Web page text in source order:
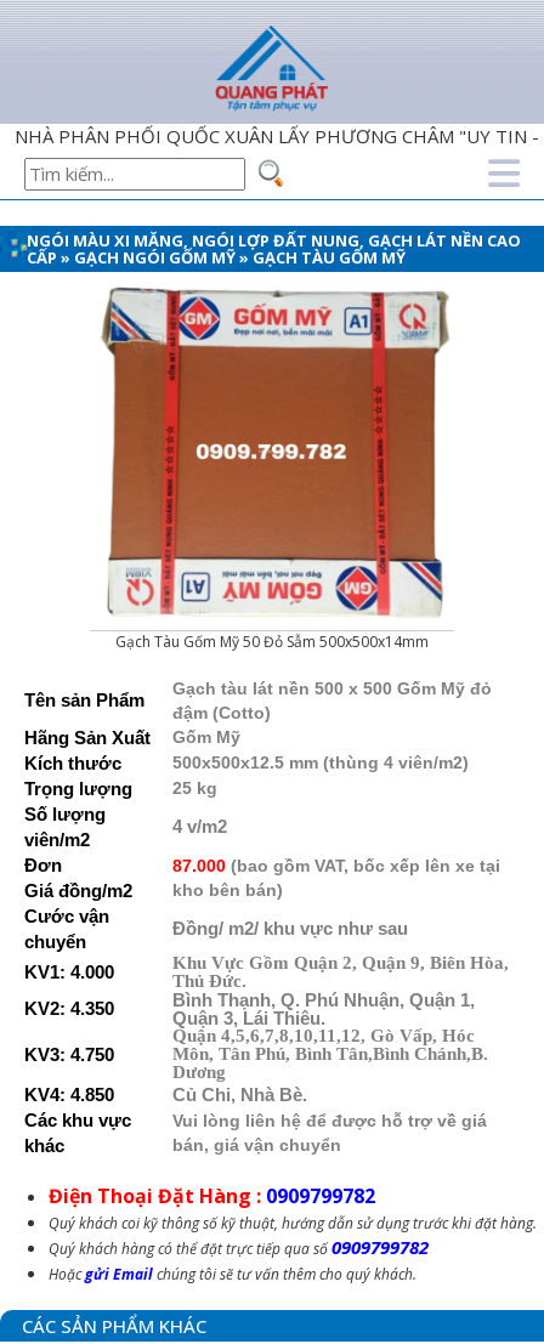
PHÂN PHỐI QUỐC XUÂN LẤY PHƯƠNG CHÂM "UY TIN -
NGÓI MÀU XI MĂNG, NGÓI LỢP ĐẤT NUNG, GẠCH LÁT NỀN CAO
CẤP » GẠCH NGÓI GỐM MỸ»GẠCH TÀU GỐM MỸ
Gạch Tàu Gốm Mỹ 50 Đỏ Sẫm 500x500x14mm
Tên sản Phẩm
Gạch tàu lát nền 500 x 500 Gốm Mỹ đỏ
đậm (Cotto)
Hãng Sản Xuất Gốm Mỹ
Kích thước 500x500x12.5 mm (thùng 4 viên/m2)
Trọng lượng 25 kg
Số lượng
viên/m2
4 v/m2
Đơn
Giáđồng/m2
87.000 (bao gồm VAT, bốc xếp lên xe tại
kho bên bán)
Cước vận
chuyển
Đồng/ m2/ khu vực như sau
KV1: 4.000
Khu Vực Gồm Quận 2, Quận 9, Biên Hòa,
Thủ Đức.
KV2: 4.350
Bình Thạnh, Q. Phú Nhuận, Quận 1,
Quận 3, Lái Thiêu.
KV3: 4.750
Quận 4,5,6,7,8,10,11,12, Gò Vấp, Hóc
Môn, Tân Phú, Bình Tân,Bình Chánh,B.
Dương
KV4: 4.850
Củ Chi, Nhà Bè.
Các khu vực
khác
Vui lòng liên hệ để được hỗ trợ về giá
bán, giá vận chuyển
Điện Thoại Đặt Hàng : 0909799782
Quý khách coi kỹ thông số kỹ thuật, hướng dẫn sử dụng trước khi đặt hàng.
Quý khách hàng có thể đặt trực tiếp qua số0909799782
Hoặcgửi Emailchúng tôi sẽ tư vấn thêm cho quý khách.
CÁC SẢN PHẨM KHÁC